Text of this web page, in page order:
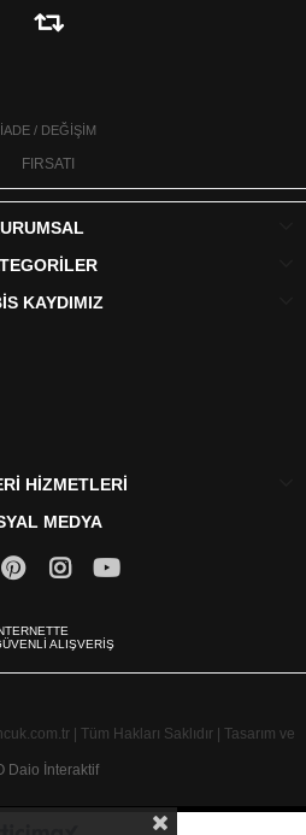
İADE / DEĞİŞİM
FIRSATI
KAYDIMIZ
HİZMETLERİ
MEDYA
ALIŞVERİŞ
| Tüm Hakları Saklıdır | Tasarım ve
Daio İnteraktif